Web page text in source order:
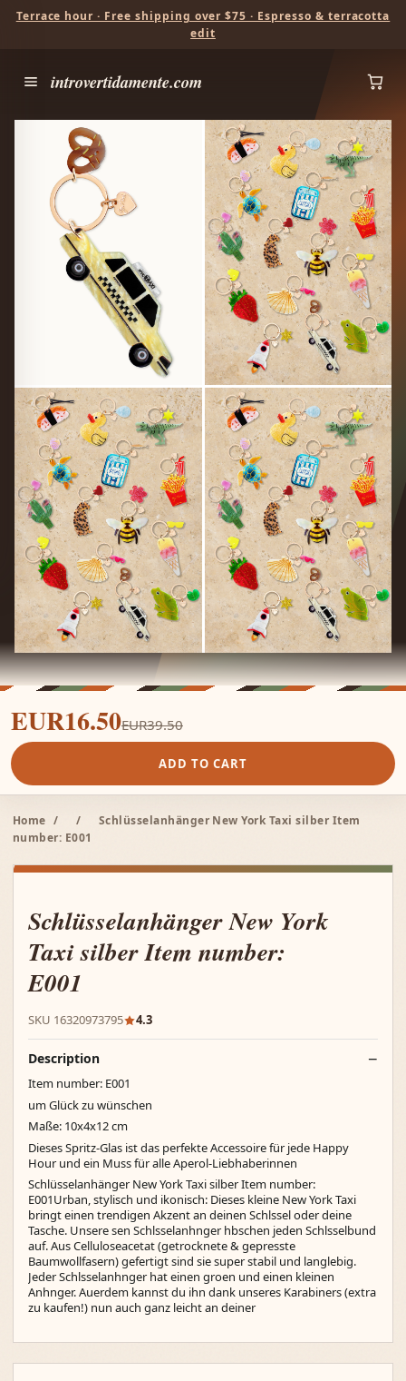
Terrace hour · Free shipping over $75 · Espresso & terracotta
edit
introvertidamente.com
EUR16.50EUR39.50
ADD TO CART
Home / /
Schlüsselanhänger New York Taxi silber Item
number: E001
Schlüsselanhänger New York
Taxi silber Item number:
E001
SKU 16320973795 4.3
Description
Item number: E001
um Glück zu wünschen
Maße: 10x4x12 cm
Dieses Spritz-Glas ist das perfekte Accessoire für jede Happy
Hour und ein Muss für alle Aperol-Liebhaberinnen
Schlüsselanhänger New York Taxi silber Item number:
E001Urban, stylisch und ikonisch: Dieses kleine New York Taxi
bringt einen trendigen Akzent an deinen Schlssel oder deine
Tasche. Unsere sen Schlsselanhnger hbschen jeden Schlsselbund
auf. Aus Celluloseacetat (getrocknete & gepresste
Baumwollfasern) gefertigt sind sie super stabil und langlebig.
Jeder Schlsselanhnger hat einen groen und einen kleinen
Anhnger. Auerdem kannst du ihn dank unseres Karabiners (extra
zu kaufen!) nun auch ganz leicht an deiner